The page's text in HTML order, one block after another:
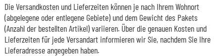
Die Versandkosten und Lieferzeiten können je nach Ihrem Wohnort
(abgelegene oder entlegene Gebiete) und dem Gewicht des Pakets
(Anzahl der bestellten Artikel) variieren. Über die genauen Kosten und
Lieferzeiten für jede Versandart informieren wir Sie, nachdem Sie Ihre
Lieferadresse angegeben haben.